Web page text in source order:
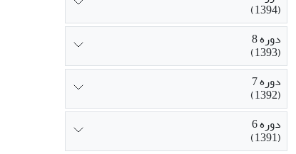
(1394)
دوره 8
(1393)
دوره 7
(1392)
دوره 6
(1391)